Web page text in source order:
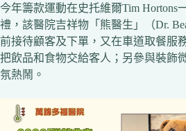
今年籌款運動在史托維爾Tim Hortons
禮，該醫院吉祥物「熊醫生」（Dr.
前接待顧客及下單，又在車道取餐服務
把飲品和食物交給客人；另參與裝飾
氛熱鬧。